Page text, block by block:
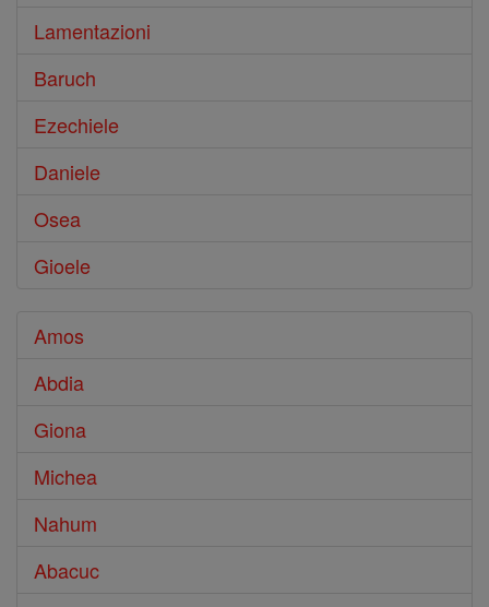
Lamentazioni
Baruch
Ezechiele
Daniele
Osea
Gioele
Amos
Abdia
Giona
Michea
Nahum
Abacuc